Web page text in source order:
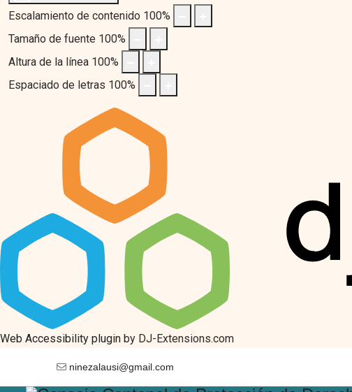
Escalamiento de contenido 100%
Tamaño de fuente 100%
Altura de la línea 100%
Espaciado de letras 100%
Web Accessibility plugin by DJ-Extensions.com
ninezalausi@gmail.com